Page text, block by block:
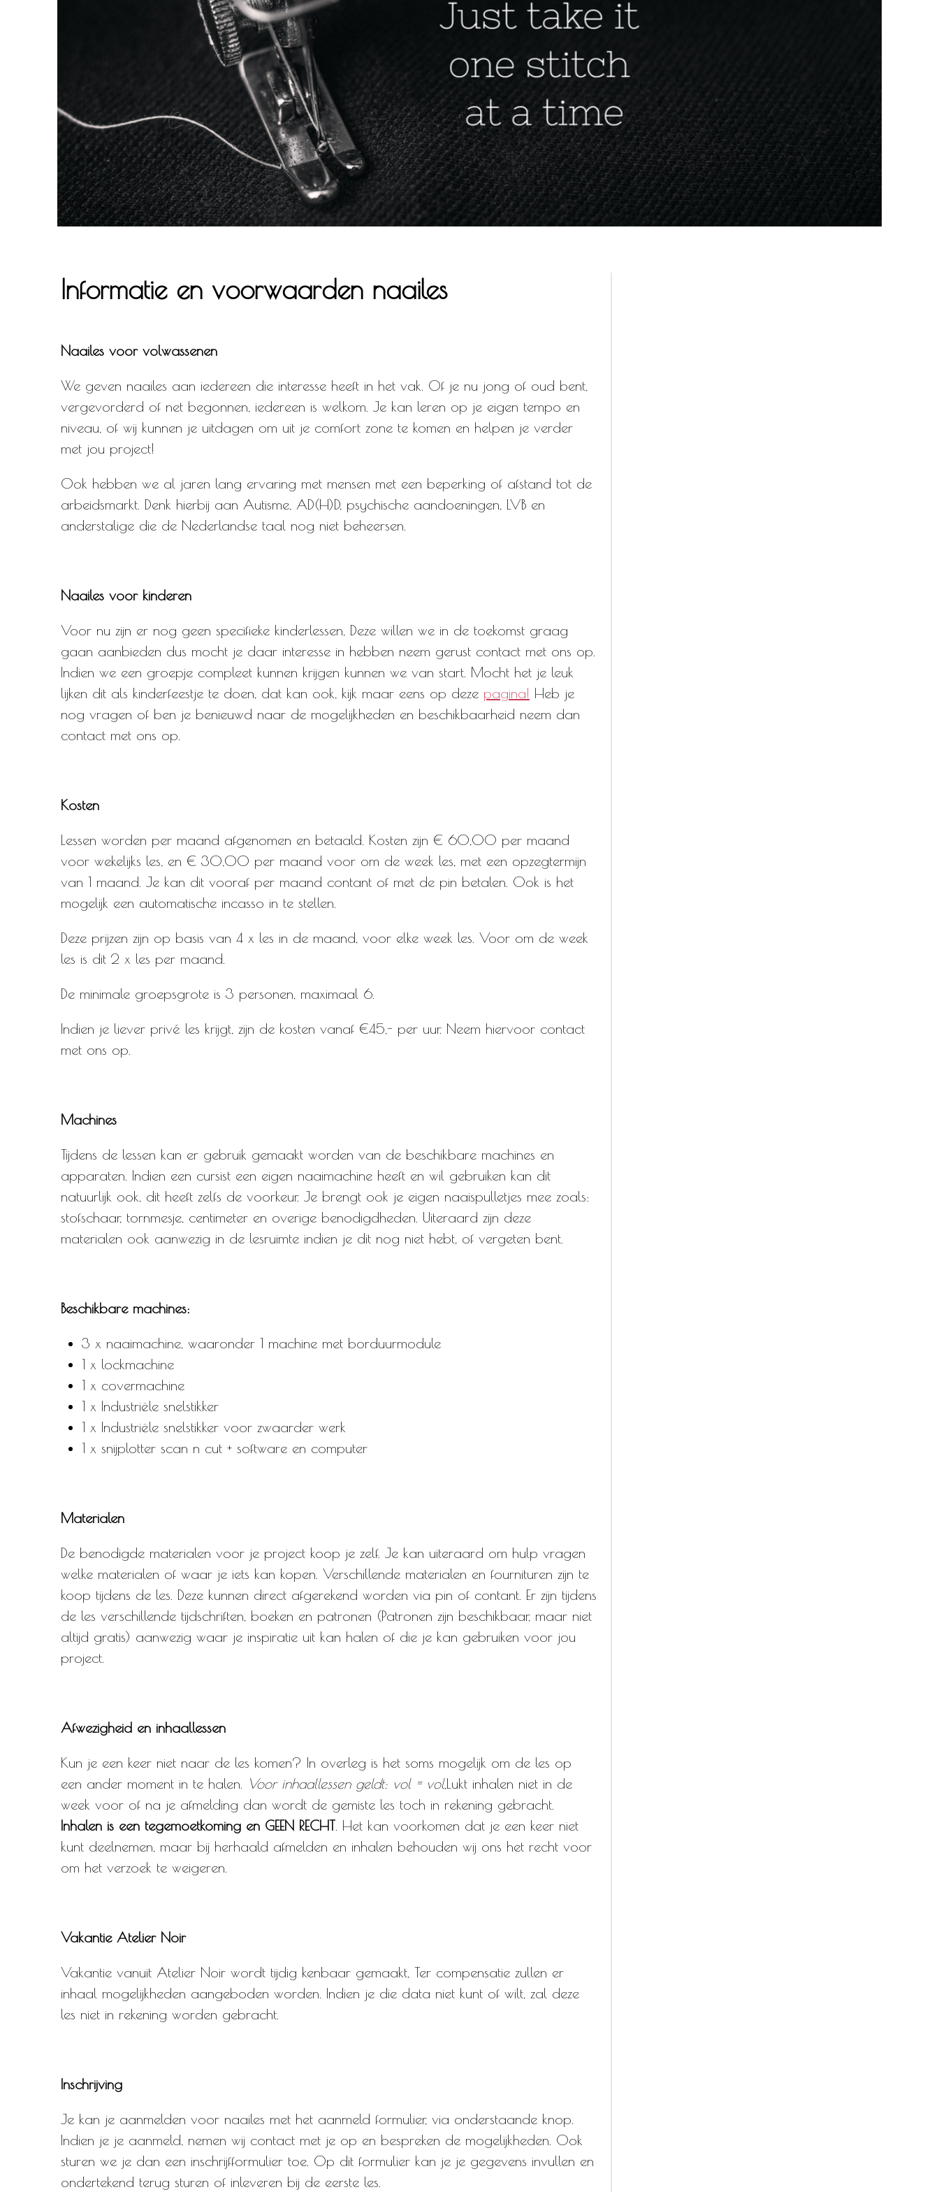
Informatie en voorwaarden naailes
Naailes voor volwassenen
We geven naailes aan iedereen die interesse heeft in het vak. Of je nu jong of oud bent,
vergevorderd of net begonnen, iedereen is welkom. Je kan leren op je eigen tempo en
niveau, of wij kunnen je uitdagen om uit je comfort zone te komen en helpen je verder
met jou project!
Ook hebben we al jaren lang ervaring met mensen met een beperking of afstand tot de
arbeidsmarkt. Denk hierbij aan Autisme, AD(H)D, psychische aandoeningen, LVB en
anderstalige die de Nederlandse taal nog niet beheersen.
Naailes voor kinderen
Voor nu zijn er nog geen specifieke kinderlessen, Deze willen we in de toekomst graag
gaan aanbieden dus mocht je daar interesse in hebben neem gerust contact met ons op.
Indien we een groepje compleet kunnen krijgen kunnen we van start. Mocht het je leuk
lijken dit als kinderfeestje te doen, dat kan ook, kijk maar eens op deze pagina! Heb je
nog vragen of ben je benieuwd naar de mogelijkheden en beschikbaarheid neem dan
contact met ons op.
Kosten
Lessen worden per maand afgenomen en betaald. Kosten zijn € 60,00 per maand
voor wekelijks les, en € 30,00 per maand voor om de week les, met een opzegtermijn
van 1 maand. Je kan dit vooraf per maand contant of met de pin betalen. Ook is het
mogelijk een automatische incasso in te stellen.
Deze prijzen zijn op basis van 4 x les in de maand, voor elke week les. Voor om de week
les is dit 2 x les per maand.
De minimale groepsgrote is 3 personen, maximaal 6.
Indien je liever privé les krijgt, zijn de kosten vanaf €45,- per uur. Neem hiervoor contact
met ons op.
Machines
Tijdens de lessen kan er gebruik gemaakt worden van de beschikbare machines en
apparaten. Indien een cursist een eigen naaimachine heeft en wil gebruiken kan dit
natuurlijk ook, dit heeft zelfs de voorkeur. Je brengt ook je eigen naaispulletjes mee zoals:
stofschaar, tornmesje, centimeter en overige benodigdheden. Uiteraard zijn deze
materialen ook aanwezig in de lesruimte indien je dit nog niet hebt, of vergeten bent.
Beschikbare machines:
3 x naaimachine, waaronder 1 machine met borduurmodule
1 x lockmachine
1 x covermachine
1 x Industriële snelstikker
1 x Industriële snelstikker voor zwaarder werk
1 x snijplotter scan n cut + software en computer
Materialen
De benodigde materialen voor je project koop je zelf. Je kan uiteraard om hulp vragen
welke materialen of waar je iets kan kopen. Verschillende materialen en fournituren zijn te
koop tijdens de les. Deze kunnen direct afgerekend worden via pin of contant. Er zijn tijdens
de les verschillende tijdschriften, boeken en patronen (Patronen zijn beschikbaar, maar niet
altijd gratis) aanwezig waar je inspiratie uit kan halen of die je kan gebruiken voor jou
project.
Afwezigheid en inhaallessen
Kun je een keer niet naar de les komen? In overleg is het soms mogelijk om de les op
een ander moment in te halen. Voor inhaallessen geldt: vol = vol,Lukt inhalen niet in de
week voor of na je afmelding dan wordt de gemiste les toch in rekening gebracht.
Inhalen is een tegemoetkoming en GEEN RECHT. Het kan voorkomen dat je een keer niet
kunt deelnemen, maar bij herhaald afmelden en inhalen behouden wij ons het recht voor
om het verzoek te weigeren.
Vakantie Atelier Noir
Vakantie vanuit Atelier Noir wordt tijdig kenbaar gemaakt, Ter compensatie zullen er
inhaal mogelijkheden aangeboden worden. Indien je die data niet kunt of wilt, zal deze
les niet in rekening worden gebracht.
Inschrijving
Je kan je aanmelden voor naailes met het aanmeld formulier, via onderstaande knop.
Indien je je aanmeld, nemen wij contact met je op en bespreken de mogelijkheden. Ook
sturen we je dan een inschrijfformulier toe. Op dit formulier kan je je gegevens invullen en
ondertekend terug sturen of inleveren bij de eerste les.